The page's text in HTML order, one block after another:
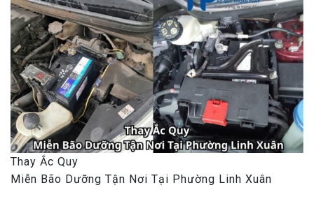
Thay Ắc Quy
Miễn Bão Dưỡng Tận Nơi Tại Phường Linh Xuân